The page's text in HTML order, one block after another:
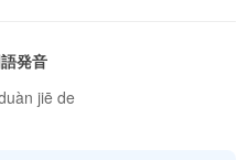
発音
jiē de